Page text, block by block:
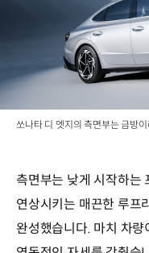
쏘나타 디 엣지의 측면부는 금방
측면부는 낮게 시작하는
연상시키는 매끈한 루프
완성했습니다. 마치 차